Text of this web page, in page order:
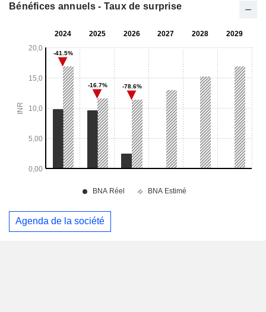
Bénéfices annuels - Taux de surprise
Agenda de la société